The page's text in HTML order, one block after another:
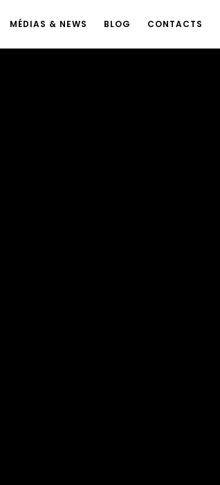
MÉDIAS & NEWS BLOG CONTACTS